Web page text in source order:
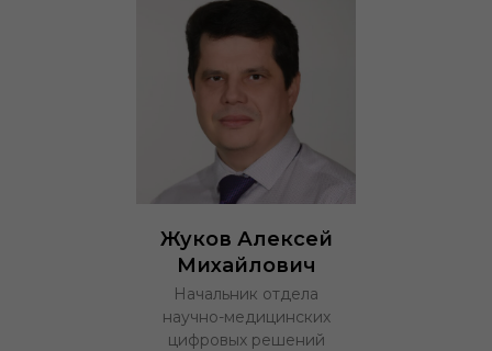
Жуков Алексей
Михайлович
Начальник отдела
научно-медицинских
цифровых решений